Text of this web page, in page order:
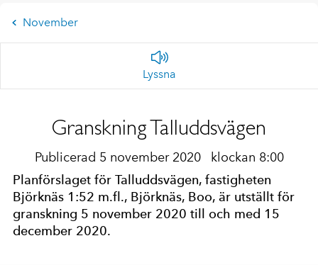
November
Lyssna
Granskning Talluddsvägen
Publicerad 5 november 2020 klockan 8:00
Planförslaget för Talluddsvägen, fastigheten
Björknäs 1:52 m.fl., Björknäs, Boo, är utställt för
granskning 5 november 2020 till och med 15
december 2020.